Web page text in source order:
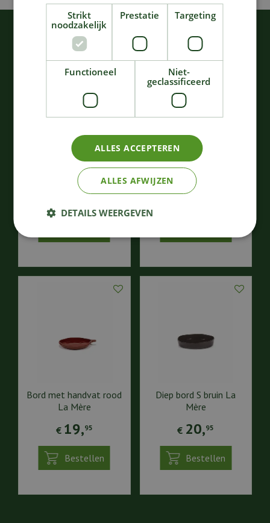
KIJK OOK EENS NAAR:
Diep bord M bruin La
Mère
Bord XL bruin La Mère
Bord met handvat rood
La Mère
€ 19,95
Bestellen
Diep bord S bruin La
Mère
€ 20,95
Bestellen
Strikt
noodzakelijk
Prestatie Targeting
Functioneel
Niet-
geclassificeerd
ALLES ACCEPTEREN
ALLES AFWIJZEN
DETAILS WEERGEVEN